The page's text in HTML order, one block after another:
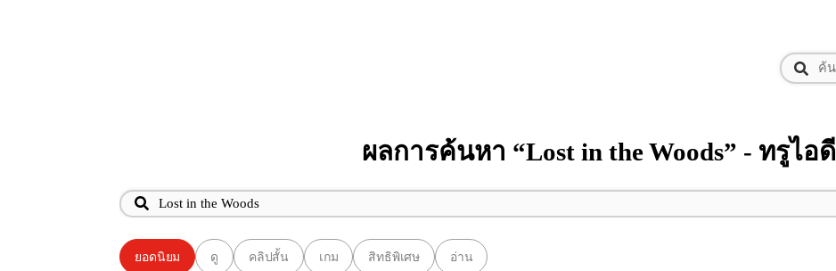
ผลการค้นหา “Lost in the Woods” - ทรูไอดี
ยอดนิยม ดู คลิปสั้น เกม สิทธิพิเศษ อ่าน